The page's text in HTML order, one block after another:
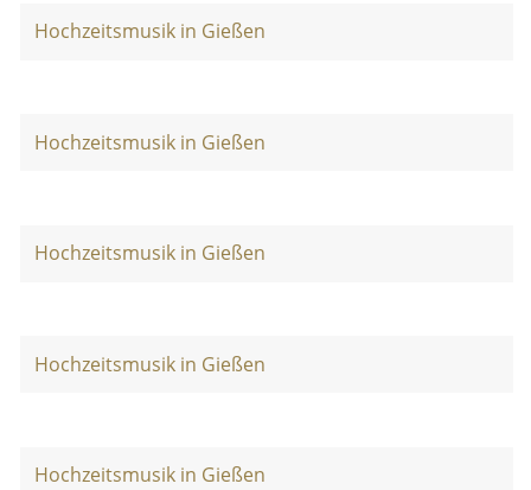
Hochzeitsmusik in Gießen
Hochzeitsmusik in Gießen
Hochzeitsmusik in Gießen
Hochzeitsmusik in Gießen
Hochzeitsmusik in Gießen